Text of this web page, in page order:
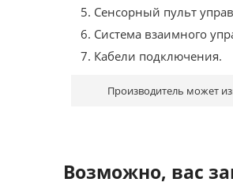
Сенсорный пульт
Система взаимного
Кабели подключения.
Производитель может
Возможно, вас